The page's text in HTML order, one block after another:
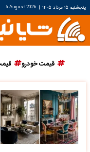
پنجشنبه ۱۵ مرداد ۱۴۰۵ |
6 August 2026
قیمت خودرو